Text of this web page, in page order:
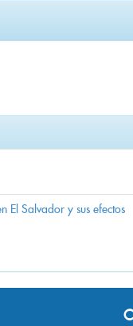
El Salvador y sus efectos